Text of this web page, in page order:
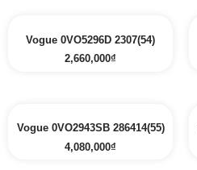
Vogue 0VO5296D 2307(54)
2,660,000₫
Vogue 0VO2943SB 286414(55)
4,080,000₫